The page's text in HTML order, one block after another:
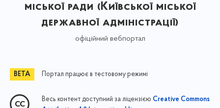
міської ради (Київської міської
державної адміністрації)
офіційний вебпортал
Портал працює в тестовому режимі
Весь контент доступний за ліцензією Creative Commons